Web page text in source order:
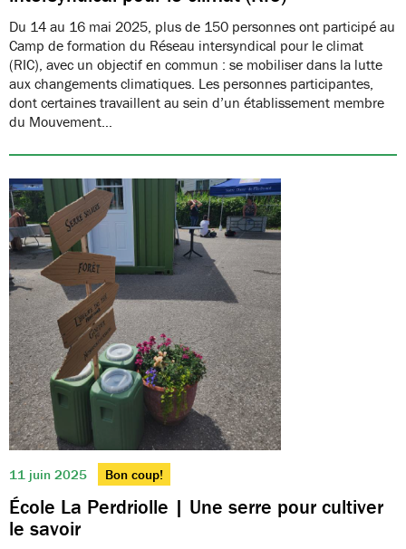
Du 14 au 16 mai 2025, plus de 150 personnes ont participé au
Camp de formation du Réseau intersyndical pour le climat
(RIC), avec un objectif en commun : se mobiliser dans la lutte
aux changements climatiques. Les personnes participantes,
dont certaines travaillent au sein d’un établissement membre
du Mouvement…
11 juin 2025 Bon coup!
École La Perdriolle | Une serre pour cultiver
le savoir